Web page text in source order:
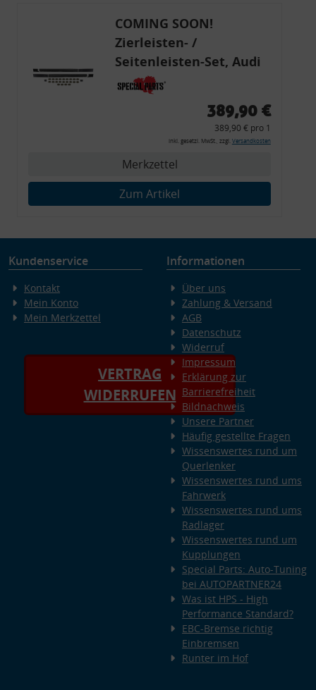
COMING SOON!
Zierleisten- /
Seitenleisten-Set, Audi
80 Cabrio, Coupe, S2, (6x
Zierleiste, 2x Kappe,
Montagewerkzeug)
389,90 €
389,90 € pro 1
inkl. gesetzl. MwSt., zzgl. Versandkosten
Merkzettel
Zum Artikel
Kundenservice
Kontakt
Mein Konto
Mein Merkzettel
VERTRAG
WIDERRUFEN
Informationen
Über uns
Zahlung & Versand
AGB
Datenschutz
Widerruf
Impressum
Erklärung zur
Barrierefreiheit
Bildnachweis
Unsere Partner
Häufig gestellte Fragen
Wissenswertes rund um
Querlenker
Wissenswertes rund ums
Fahrwerk
Wissenswertes rund ums
Radlager
Wissenswertes rund um
Kupplungen
Special Parts: Auto-Tuning
bei AUTOPARTNER24
Was ist HPS - High
Performance Standard?
EBC-Bremse richtig
Einbremsen
Runter im Hof